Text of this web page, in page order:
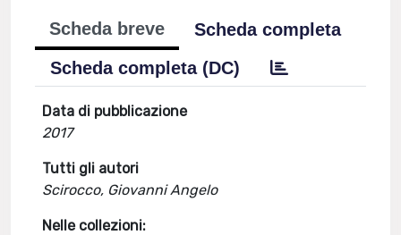
Scheda breve
Scheda completa
Scheda completa (DC)
Data di pubblicazione
2017
Tutti gli autori
Scirocco, Giovanni Angelo
Nelle collezioni: